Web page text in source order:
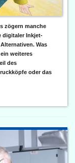
zögern manche
digitaler Inkjet-
Was
weiteres
des
oder das